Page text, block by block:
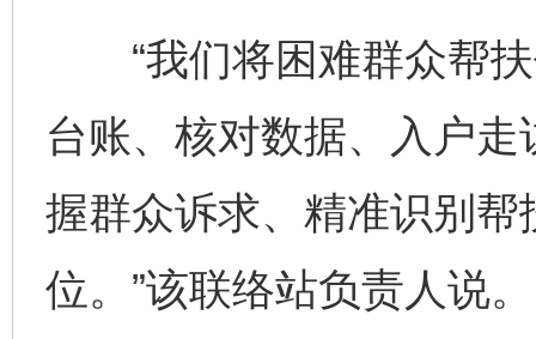
“我们将困难群众帮扶
台账、核对数据、入户走
握群众诉求、精准识别
位。”该联络站负责人说。